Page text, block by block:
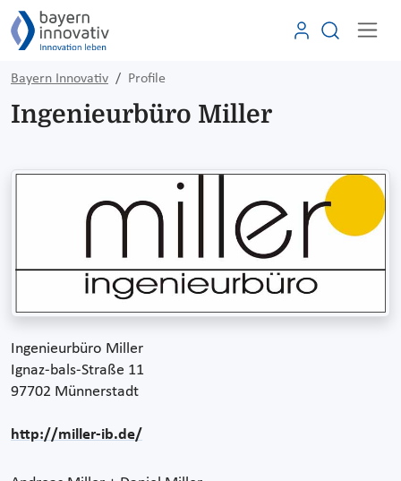
Bayern Innovativ Profile
Ingenieurbüro Miller
Ingenieurbüro Miller
Ignaz-bals-Straße 11
97702 Münnerstadt
http://miller-ib.de/